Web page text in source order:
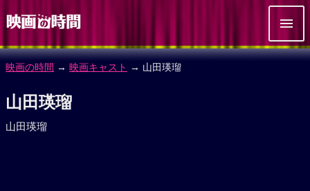
映画の時間 → 映画キャスト → 山田瑛瑠
山田瑛瑠
山田瑛瑠